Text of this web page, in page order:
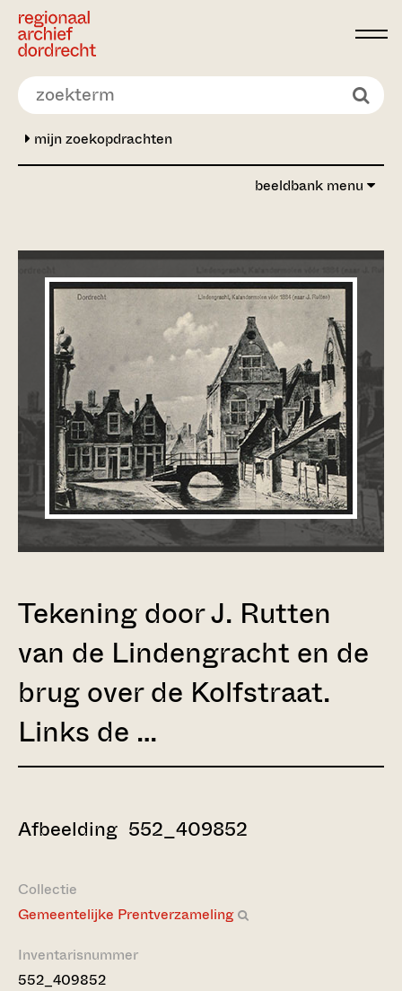
Ga direct naar de inhoud
mijn zoekopdrachten
beeldbank menu
Tekening door J. Rutten
van de Lindengracht en de
brug over de Kolfstraat.
Links de …
Afbeelding 552_409852
Collectie
Gemeentelijke Prentverzameling
Inventarisnummer
552_409852